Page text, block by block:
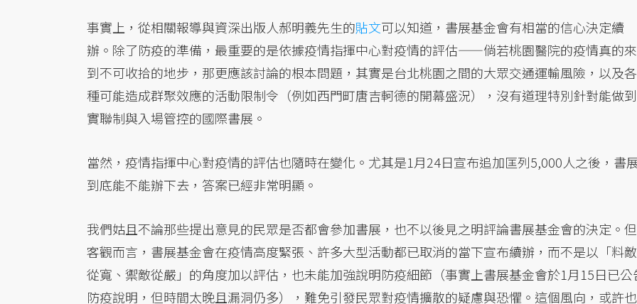
事實上，從相關報導與資深出版人郝明義先生的貼文可以知道，書展基金會有相當的信心決定續
辦。除了防疫的準備，最重要的是依據疫情指揮中心對疫情的評估——倘若桃園醫院的疫情真的來
到不可收拾的地步，那更應該討論的根本問題，其實是台北桃園之間的大眾交通運輸風險，以及各
種可能造成群聚效應的活動限制令（例如西門町唐吉軻德的開幕盛況），沒有道理特別針對能做到
實聯制與入場管控的國際書展。
當然，疫情指揮中心對疫情的評估也隨時在變化。尤其是1月24日宣布追加匡列5,000人之後，書
到底能不能辦下去，答案已經非常明顯。
我們姑且不論那些提出意見的民眾是否都會參加書展，也不以後見之明評論書展基金會的決定。但
客觀而言，書展基金會在疫情高度緊張、許多大型活動都已取消的當下宣布續辦，而不是以「料敵
從寬、禦敵從嚴」的角度加以評估，也未能加強說明防疫細節（事實上書展基金會於1月15日已公
防疫說明，但時間太晚且漏洞仍多），難免引發民眾對疫情擴散的疑慮與恐懼。這個風向，或許也